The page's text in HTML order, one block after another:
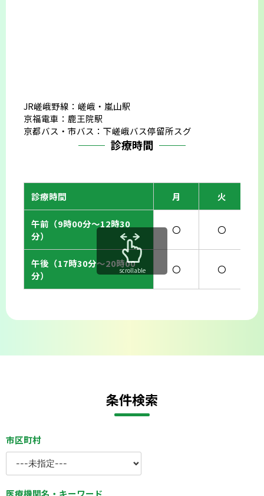
JR嵯峨野線：嵯峨・嵐山駅
京福電車：鹿王院駅
京都バス・市バス：下嵯峨バス停留所スグ
診療時間
診療時間 月 火
午前（9時00分〜12時30
分）
〇 〇
午後（17時30分〜20時00
分）
〇 〇
scrollable
条件検索
市区町村